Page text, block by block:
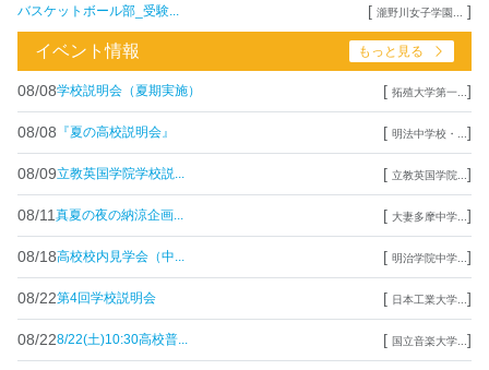
バスケットボール部_受験... [ 瀧野川女子学園... ]
イベント情報 もっと見る
08/08学校説明会（夏期実施） [ 拓殖大学第一... ]
08/08 『夏の高校説明会』 [ 明法中学校・... ]
08/09立教英国学院学校説... [ 立教英国学院... ]
08/11 真夏の夜の納涼企画... [ 大妻多摩中学... ]
08/18高校校内見学会（中... [ 明治学院中学... ]
08/22第4回学校説明会 [ 日本工業大学... ]
08/228/22(土)10:30高校普... [ 国立音楽大学... ]